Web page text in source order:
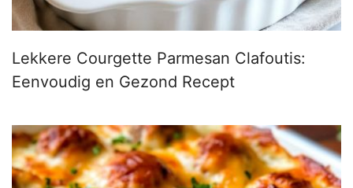
Lekkere Courgette Parmesan Clafoutis:
Eenvoudig en Gezond Recept